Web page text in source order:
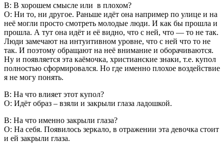
В: В хорошем смысле или в плохом?
О: Ни то, ни другое. Раньше идёт она например по улице и на
неё могли просто смотреть молодые люди. И как бы прошла и
прошла. А тут она идёт и её видно, что с ней, что — то не так.
Люди замечают на интуитивном уровне, что с ней что то не
так. И поэтому обращают на неё внимание и оборачиваются.
Ну и появляется эта каёмочка, христианские знаки, т.е. купол
полностью сформировался. Но где именно плохое воздействие
я не могу понять.
В: На что влияет этот купол?
О: Идёт образ – взяли и закрыли глаза ладошкой.
В: На что именно закрыли глаза?
О: На себя. Появилось зеркало, в отражении эта девочка стоит
и ей закрыли глаза.